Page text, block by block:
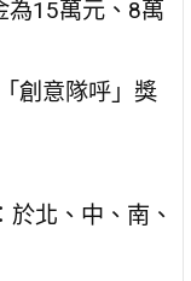
為15萬元、8萬
創意隊呼」獎
北、中、南、